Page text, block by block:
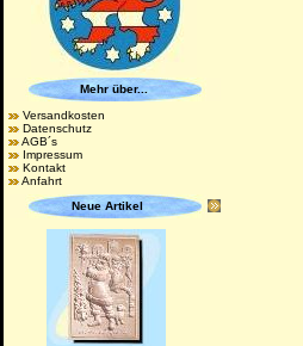
Mehr über...
Versandkosten
Datenschutz
AGB´s
Impressum
Kontakt
Anfahrt
Neue Artikel